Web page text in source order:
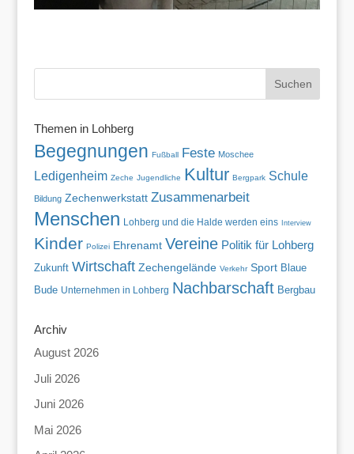
Themen in Lohberg
Begegnungen Fußball Feste Moschee
Ledigenheim Zeche Jugendliche Kultur Bergpark Schule
Bildung Zechenwerkstatt Zusammenarbeit
Menschen Lohberg und die Halde werden eins Interview
Kinder Polizei Ehrenamt Vereine Politik für Lohberg
Zukunft Wirtschaft Zechengelände Verkehr Sport Blaue
Bude Unternehmen in Lohberg Nachbarschaft Bergbau
Archiv
August 2026
Juli 2026
Juni 2026
Mai 2026